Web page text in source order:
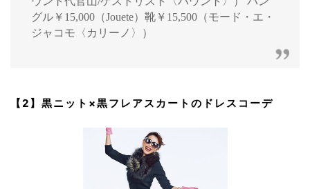
グル￥15,000（Jouete）靴￥15,500（モード・エ・
ジャコモ〈カリーノ〉）
【2】黒ニット×黒フレアスカートのドレスコーデ